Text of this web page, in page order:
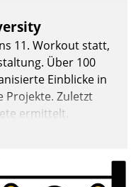
11. Workout statt,
Über 100
Einblicke in
Projekte. Zuletzt
ermittelt.